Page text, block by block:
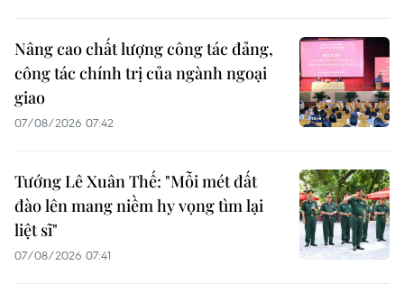
Nâng cao chất lượng công tác đảng,
công tác chính trị của ngành ngoại
giao
07/08/2026 07:42
Tướng Lê Xuân Thế: "Mỗi mét đất
đào lên mang niềm hy vọng tìm lại
liệt sĩ"
07/08/2026 07:41